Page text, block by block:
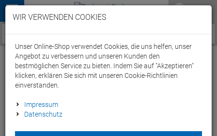
Menü
Service / Hilfe
Arena Team Line Unisex Trainingshose
004910 - XXL red
WIR VERWENDEN COOKIES
Unser Online-Shop verwendet Cookies, die uns helfen, unser
Angebot zu verbessern und unseren Kunden den
bestmöglichen Service zu bieten. Indem Sie auf "Akzeptieren"
klicken, erklären Sie sich mit unseren Cookie-Richtlinien
einverstanden.
Impressum
Datenschutz